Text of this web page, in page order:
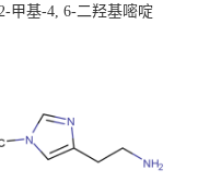
甲基-4, 6-二羟基嘧啶